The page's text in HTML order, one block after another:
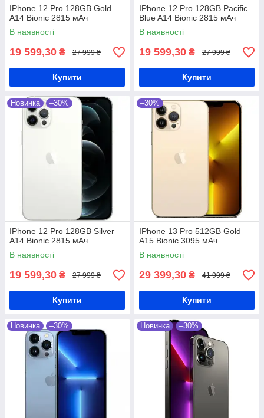
IPhone 12 Pro 128GB Gold
A14 Bionic 2815 мАч
В наявності
19 599,30 ₴ 27 999 ₴
Купити
IPhone 12 Pro 128GB Pacific
Blue A14 Bionic 2815 мАч
В наявності
19 599,30 ₴ 27 999 ₴
Купити
Новинка –30%
IPhone 12 Pro 128GB Silver
A14 Bionic 2815 мАч
В наявності
19 599,30 ₴ 27 999 ₴
Купити
–30%
IPhone 13 Pro 512GB Gold
A15 Bionic 3095 мАч
В наявності
29 399,30 ₴ 41 999 ₴
Купити
Новинка –30% Новинка –30%